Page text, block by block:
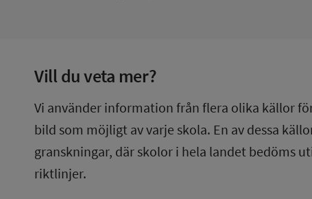
Vill du veta mer?
Vi använder information från flera olika källor
bild som möjligt av varje skola. En av dessa
granskningar, där skolor i hela landet bedöms
riktlinjer.